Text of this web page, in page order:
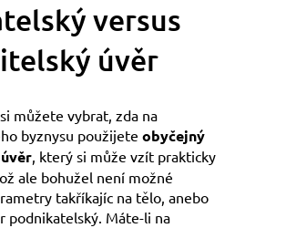
versus
úvěr
můžete vybrat, zda na
byznysu použijete obyčejný
, který si může vzít prakticky
ale bohužel není možné
takříkajíc na tělo, anebo
podnikatelský. Máte-li na